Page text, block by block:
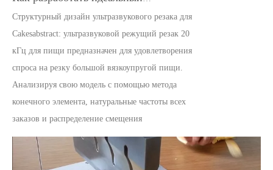
Структурный дизайн ультразвукового резака для
Cakesabstract: ультразвуковой режущий резак 20
кГц для пищи предназначен для удовлетворения
спроса на резку большой вязкоупругой пищи.
Анализируя свою модель с помощью метода
конечного элемента, натуральные частоты всех
заказов и распределение смещения